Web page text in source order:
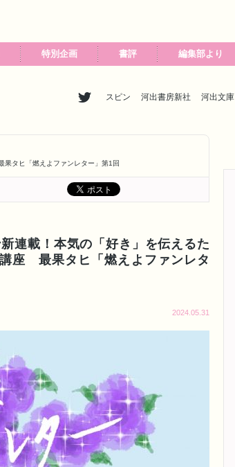
特別企画 書評 編集部より
スピン 河出書房新社 河出文庫
タヒ「燃えよファンレター」第1回
連載！本気の「好き」を伝えるた
座 最果タヒ「燃えよファンレタ
2024.05.31